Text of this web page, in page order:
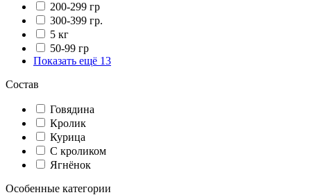
200-299 гр
300-399 гр.
5 кг
50-99 гр
Показать ещё 13
Состав
Говядина
Кролик
Курица
С кроликом
Ягнёнок
Особенные категории